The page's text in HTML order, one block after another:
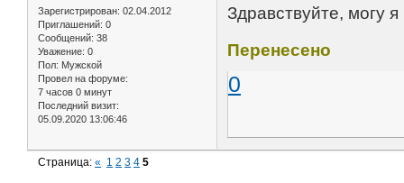
Зарегистрирован: 02.04.2012
Приглашений: 0
Сообщений: 38
Уважение: 0
Пол: Мужской
Провел на форуме:
7 часов 0 минут
Последний визит:
05.09.2020 13:06:46
Здравствуйте, могу
Перенесено
0
Страница:« 1 2 3 4 5